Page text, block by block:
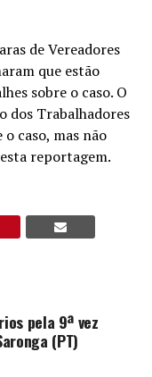
de Vereadores
que estão
sobre o caso. O
dos Trabalhadores
caso, mas não
reportagem.
pela 9ª vez
(PT)